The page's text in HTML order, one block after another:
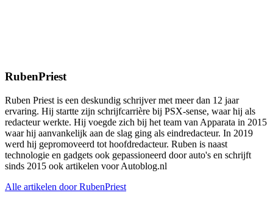
RubenPriest
Ruben Priest is een deskundig schrijver met meer dan 12 jaar
ervaring. Hij startte zijn schrijfcarrière bij PSX-sense, waar hij als
redacteur werkte. Hij voegde zich bij het team van Apparata in 2015
waar hij aanvankelijk aan de slag ging als eindredacteur. In 2019
werd hij gepromoveerd tot hoofdredacteur. Ruben is naast
technologie en gadgets ook gepassioneerd door auto's en schrijft
sinds 2015 ook artikelen voor Autoblog.nl
Alle artikelen door RubenPriest